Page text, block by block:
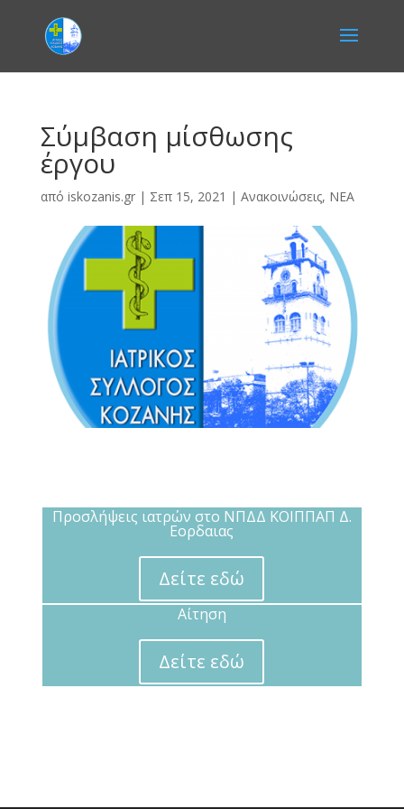
Σύμβαση μίσθωσης
έργου
από iskozanis.gr| Σεπ 15, 2021 | Ανακοινώσεις, ΝΕΑ
Προσλήψεις ιατρών στο ΝΠΔΔ ΚΟΙΠΠΑΠ Δ.
Εορδαιας
Δείτε εδώ
Αίτηση
Δείτε εδώ